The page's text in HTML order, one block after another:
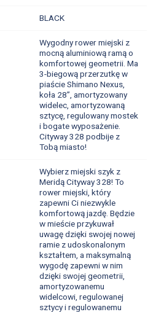
BLACK
Wygodny rower miejski z
mocną aluminiową ramą o
komfortowej geometrii. Ma
3-biegową przerzutkę w
piaście Shimano Nexus,
koła 28”, amortyzowany
widelec, amortyzowaną
sztycę, regulowany mostek
i bogate wyposażenie.
Cityway 328 podbije z
Tobą miasto!
Wybierz miejski szyk z
Meridą Cityway 328! To
rower miejski, który
zapewni Ci niezwykle
komfortową jazdę. Będzie
w mieście przykuwał
uwagę dzięki swojej nowej
ramie z udoskonalonym
kształtem, a maksymalną
wygodę zapewni w nim
dzięki swojej geometrii,
amortyzowanemu
widelcowi, regulowanej
sztycy i regulowanemu